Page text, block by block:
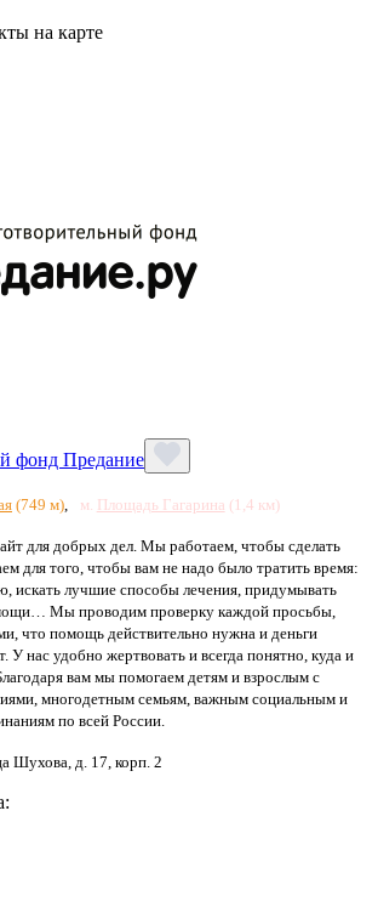
на карте
фонд Предание
(749 м) м. Площадь Гагарина (1,4 км)
для добрых дел. Мы работаем, чтобы сделать
для того, чтобы вам не надо было тратить время:
искать лучшие способы лечения, придумывать
Мы проводим проверку каждой просьбы,
что помощь действительно нужна и деньги
У нас удобно жертвовать и всегда понятно, куда и
вам мы помогаем детям и взрослым с
многодетным семьям, важным социальным и
по всей России.
Шухова, д. 17, корп. 2